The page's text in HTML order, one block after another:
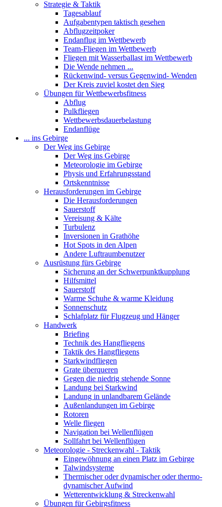
Strategie & Taktik
Tagesablauf
Aufgabentypen taktisch gesehen
Abflugzeitpoker
Endanflug im Wettbewerb
Team-Fliegen im Wettbewerb
Fliegen mit Wasserballast im Wettbewerb
Die Wende nehmen ...
Rückenwind- versus Gegenwind- Wenden
Der Kreis zuviel kostet den Sieg
Übungen für Wettbewerbsfitness
Abflug
Pulkfliegen
Wettbewerbsdauerbelastung
Endanflüge
... ins Gebirge
Der Weg ins Gebirge
Der Weg ins Gebirge
Meteorologie im Gebirge
Physis und Erfahrungsstand
Ortskenntnisse
Herausforderungen im Gebirge
Die Herausforderungen
Sauerstoff
Vereisung & Kälte
Turbulenz
Inversionen in Grathöhe
Hot Spots in den Alpen
Andere Luftraumbenutzer
Ausrüstung fürs Gebirge
Sicherung an der Schwerpunktkupplung
Hilfsmittel
Sauerstoff
Warme Schuhe & warme Kleidung
Sonnenschutz
Schlafplatz für Flugzeug und Hänger
Handwerk
Briefing
Technik des Hangfliegens
Taktik des Hangfliegens
Starkwindfliegen
Grate überqueren
Gegen die niedrig stehende Sonne
Landung bei Starkwind
Landung in unlandbarem Gelände
Außenlandungen im Gebirge
Rotoren
Welle fliegen
Navigation bei Wellenflügen
Sollfahrt bei Wellenflügen
Meteorologie - Streckenwahl - Taktik
Eingewöhnung an einen Platz im Gebirge
Talwindsysteme
Thermischer oder dynamischer oder thermo-
dynamischer Aufwind
Wetterentwicklung & Streckenwahl
Übungen für Gebirgsfitness